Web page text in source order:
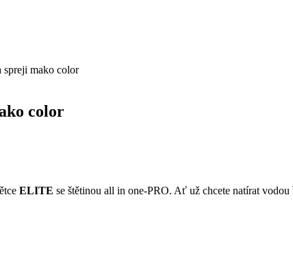
spreji mako color
color
ELITE se štětinou all in one-PRO. Ať už chcete natírat